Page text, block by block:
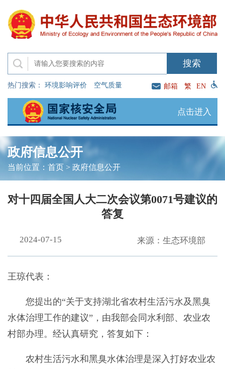
热门搜索： 环境影响评价 空气质量 邮箱 繁 EN
点击进入
政府信息公开
当前位置： 首页> 政府信息公开
对十四届全国人大二次会议第0071号建议的
答复
2024-07-15 来源：生态环境部
王琼代表：
您提出的“关于支持湖北省农村生活污水及黑臭
水体治理工作的建议”，由我部会同水利部、农业农
村部办理。经认真研究，答复如下：
农村生活污水和黑臭水体治理是深入打好农业农